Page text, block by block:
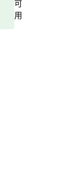
可
用